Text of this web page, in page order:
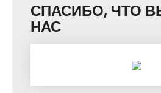
СПАСИБО, ЧТО
НАС